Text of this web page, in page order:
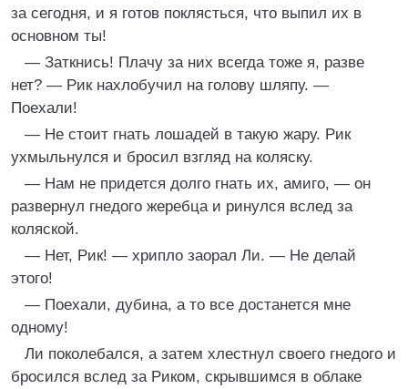
за сегодня, и я готов поклясться, что выпил их в
основном ты!
— Заткнись! Плачу за них всегда тоже я, разве
нет? — Рик нахлобучил на голову шляпу. —
Поехали!
— Не стоит гнать лошадей в такую жару. Рик
ухмыльнулся и бросил взгляд на коляску.
— Нам не придется долго гнать их, амиго, — он
развернул гнедого жеребца и ринулся вслед за
коляской.
— Нет, Рик! — хрипло заорал Ли. — Не делай
этого!
— Поехали, дубина, а то все достанется мне
одному!
Ли поколебался, а затем хлестнул своего гнедого и
бросился вслед за Риком, скрывшимся в облаке